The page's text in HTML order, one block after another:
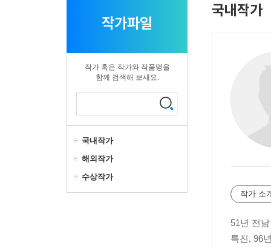
작가파일
작가 혹은 작가와 작품명을
함께 검색해 보세요.
국내작가
해외작가
수상작가
국내작가
작가 소
51년 전
특진, 96